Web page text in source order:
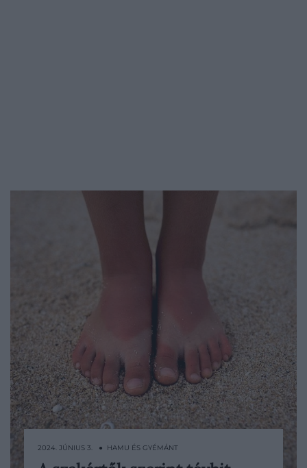
2024. JÚNIUS 3. ● HAMU ÉS GYÉMÁNT